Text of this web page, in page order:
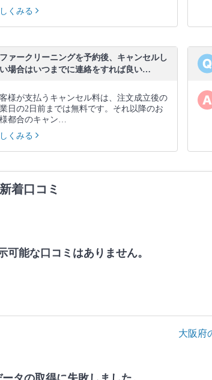
くみる
ァークリーニングを予約後、キャンセルし
場合はいつまでに連絡をすれば良い…
様が支払うキャンセル料は、注文成立後の
日の2日前までは無料です。それ以降のお
都合のキャン…
くみる
着口コミ
可能な口コミはありません。
大阪府